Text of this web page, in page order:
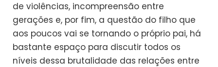
de violências, incompreensão entre
gerações e, por fim, a questão do filho que
aos poucos vai se tornando o próprio pai, há
bastante espaço para discutir todos os
níveis dessa brutalidade das relações entre